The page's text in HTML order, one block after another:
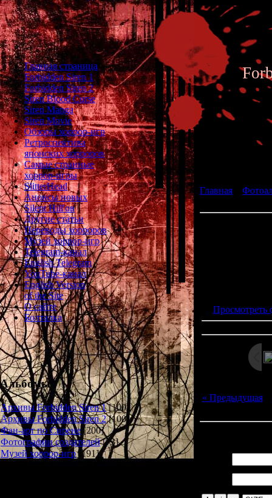
Главная страница
Forbidden Siren 1
Forbidden Siren 2
Siren Blood Curse
Siren Manga
Siren Movie
Обзоры хоррор-игр
Ретроспектива
японских хорроров
Самые странные
хоррор-игры
SlitterHead
Анонсы новых
Silent Hill'ов
Другие статьи
Переводы хорроров
Музей хоррор-игр
Telegram-канал
English Telegram
YouTube-канал
English Version
of the Site
О сайте
Болталка
Альбомы
Архивы Forbidden Siren 1 [100]
Архивы Forbidden Siren 2 [100]
Фан-арт по Сирене [200]
Фотографии создателей [73]
Музей хоррор-игр
[191]
Главная
Просмотреть
« Предыдущая|